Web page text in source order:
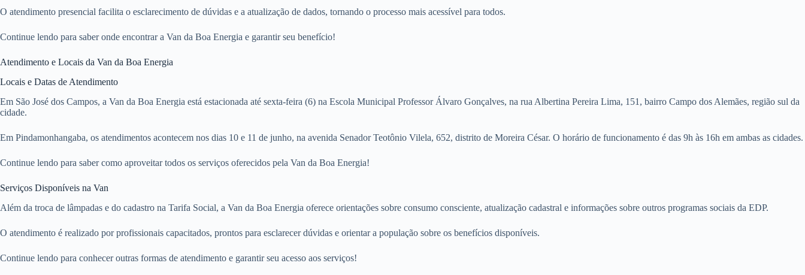
O atendimento presencial facilita o esclarecimento de dúvidas e a atualização de dados, tornando o processo mais acessível para todos.
Continue lendo para saber onde encontrar a Van da Boa Energia e garantir seu benefício!
Atendimento e Locais da Van da Boa Energia
Locais e Datas de Atendimento
Em São José dos Campos, a Van da Boa Energia está estacionada até sexta-feira (6) na Escola Municipal Professor Álvaro Gonçalves, na rua Albertina Pereira Lima, 151, bairro Campo dos Alemães, região sul da
cidade.
Em Pindamonhangaba, os atendimentos acontecem nos dias 10 e 11 de junho, na avenida Senador Teotônio Vilela, 652, distrito de Moreira César. O horário de funcionamento é das 9h às 16h em ambas as cidades.
Continue lendo para saber como aproveitar todos os serviços oferecidos pela Van da Boa Energia!
Serviços Disponíveis na Van
Além da troca de lâmpadas e do cadastro na Tarifa Social, a Van da Boa Energia oferece orientações sobre consumo consciente, atualização cadastral e informações sobre outros programas sociais da EDP.
O atendimento é realizado por profissionais capacitados, prontos para esclarecer dúvidas e orientar a população sobre os benefícios disponíveis.
Continue lendo para conhecer outras formas de atendimento e garantir seu acesso aos serviços!